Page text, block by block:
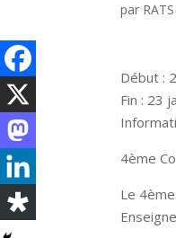
par
Début :
Fin : 23
4ème
Le